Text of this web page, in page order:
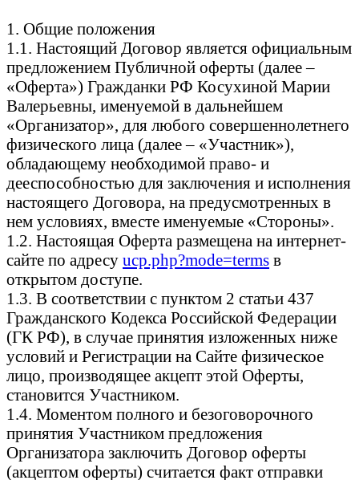
1. Общие положения
1.1. Настоящий Договор является официальным
предложением Публичной оферты (далее –
«Оферта») Гражданки РФ Косухиной Марии
Валерьевны, именуемой в дальнейшем
«Организатор», для любого совершеннолетнего
физического лица (далее – «Участник»),
обладающему необходимой право- и
дееспособностью для заключения и исполнения
настоящего Договора, на предусмотренных в
нем условиях, вместе именуемые «Стороны».
1.2. Настоящая Оферта размещена на интернет-
сайте по адресу ucp.php?mode=terms в
открытом доступе.
1.3. В соответствии с пунктом 2 статьи 437
Гражданского Кодекса Российской Федерации
(ГК РФ), в случае принятия изложенных ниже
условий и Регистрации на Сайте физическое
лицо, производящее акцепт этой Оферты,
становится Участником.
1.4. Моментом полного и безоговорочного
принятия Участником предложения
Организатора заключить Договор оферты
(акцептом оферты) считается факт отправки